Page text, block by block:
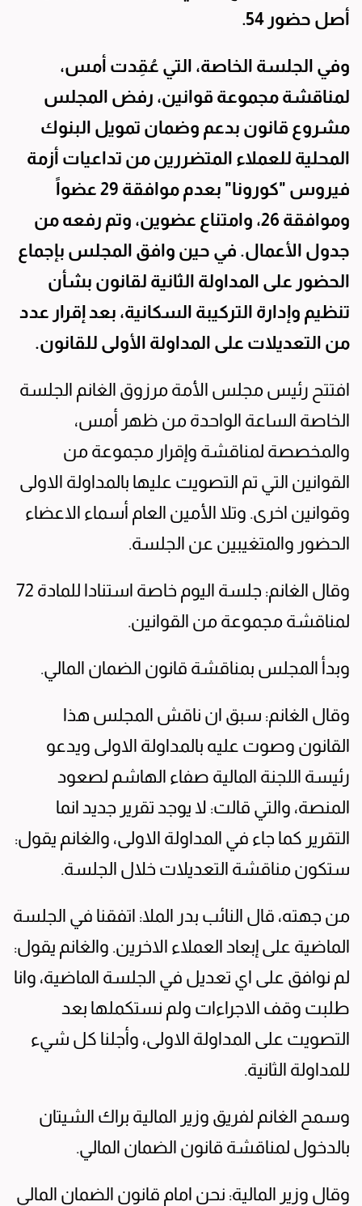
أصل حضور 54.
وفي الجلسة الخاصة، التي عُقِدت أمس،
لمناقشة مجموعة قوانين، رفض المجلس
مشروع قانون بدعم وضمان تمويل البنوك
المحلية للعملاء المتضررين من تداعيات أزمة
فيروس "كورونا" بعدم موافقة 29 عضواً
وموافقة 26، وامتناع عضوين، وتم رفعه من
جدول الأعمال. في حين وافق المجلس بإجماع
الحضور على المداولة الثانية لقانون بشأن
تنظيم وإدارة التركيبة السكانية، بعد إقرار عدد
من التعديلات على المداولة الأولى للقانون.
افتتح رئيس مجلس الأمة مرزوق الغانم الجلسة
الخاصة الساعة الواحدة من ظهر أمس،
والمخصصة لمناقشة وإقرار مجموعة من
القوانين التي تم التصويت عليها بالمداولة الاولى
وقوانين اخرى. وتلا الأمين العام أسماء الاعضاء
الحضور والمتغيبين عن الجلسة.
وقال الغانم: جلسة اليوم خاصة استنادا للمادة 72
لمناقشة مجموعة من القوانين.
وبدأ المجلس بمناقشة قانون الضمان المالي.
وقال الغانم: سبق ان ناقش المجلس هذا
القانون وصوت عليه بالمداولة الاولى ويدعو
رئيسة اللجنة المالية صفاء الهاشم لصعود
المنصة، والتي قالت: لا يوجد تقرير جديد انما
التقرير كما جاء في المداولة الاولى، والغانم يقول:
ستكون مناقشة التعديلات خلال الجلسة.
من جهته، قال النائب بدر الملا: اتفقنا في الجلسة
الماضية على إبعاد العملاء الاخرين. والغانم يقول:
لم نوافق على اي تعديل في الجلسة الماضية، وانا
طلبت وقف الاجراءات ولم نستكملها بعد
التصويت على المداولة الاولى، وأجلنا كل شيء
للمداولة الثانية.
وسمح الغانم لفريق وزير المالية براك الشيتان
بالدخول لمناقشة قانون الضمان المالي.
وقال وزير المالية: نحن امام قانون الضمان المالي